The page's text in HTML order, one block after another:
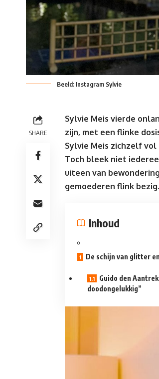
Beeld: Instagram Sylvie
SHARE
Sylvie Meis vierde
zijn, met een flinke
Sylvie Meis zichzelf
Toch bleek niet
uiteen van
gemoederen flink bezig.
Inhoud
De schijn van glitter
Guido den
doodongelukkig”